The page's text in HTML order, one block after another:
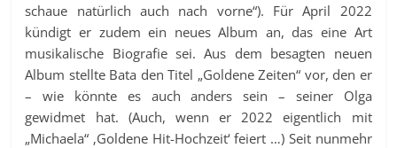
schaue natürlich auch nach vorne“). Für April 2022
kündigt er zudem ein neues Album an, das eine Art
musikalische Biografie sei. Aus dem besagten neuen
Album stellte Bata den Titel „Goldene Zeiten“ vor, den er
– wie könnte es auch anders sein – seiner Olga
gewidmet hat. (Auch, wenn er 2022 eigentlich mit
„Michaela“ ‚Goldene Hit-Hochzeit‘ feiert …) Seit nunmehr